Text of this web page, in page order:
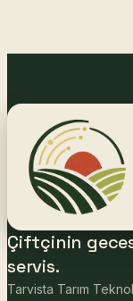
Çiftçinin
servis.
Tarvista Tarım